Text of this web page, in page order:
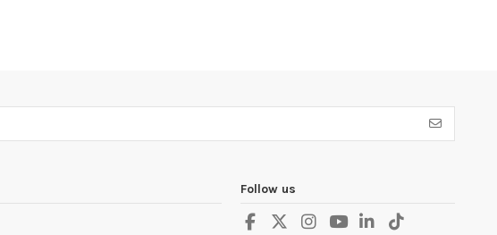
Follow us